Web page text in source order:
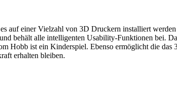
auf einer Vielzahl von 3D Druckern installiert
behält alle intelligenten Usability-Funktionen bei.
Hobb ist ein Kinderspiel. Ebenso ermöglicht die
erhalten bleiben.